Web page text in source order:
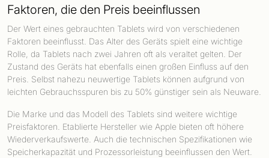
Faktoren, die den Preis beeinflussen
Der Wert eines gebrauchten Tablets wird von verschiedenen
Faktoren beeinflusst. Das Alter des Geräts spielt eine wichtige
Rolle, da Tablets nach zwei Jahren oft als veraltet gelten. Der
Zustand des Geräts hat ebenfalls einen großen Einfluss auf den
Preis. Selbst nahezu neuwertige Tablets können aufgrund von
leichten Gebrauchsspuren bis zu 50% günstiger sein als Neuware.
Die Marke und das Modell des Tablets sind weitere wichtige
Preisfaktoren. Etablierte Hersteller wie Apple bieten oft höhere
Wiederverkaufswerte. Auch die technischen Spezifikationen wie
Speicherkapazität und Prozessorleistung beeinflussen den Wert.